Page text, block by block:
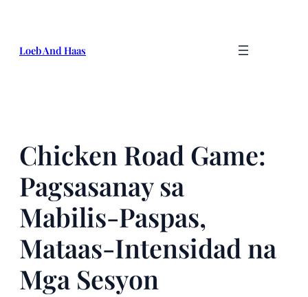
content
Loeb And Haas
Chicken Road Game:
Pagsasanay sa
Mabilis‑Paspas,
Mataas‑Intensidad na
Mga Sesyon